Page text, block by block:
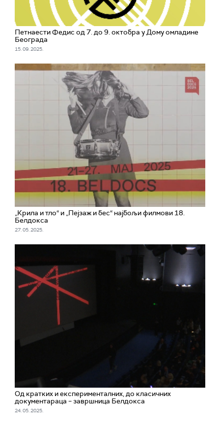
Петнаести Федис од 7. до 9. октобра у Дому омладине
Београда
15. 09. 2025.
„Крила и тло“ и „Пејзаж и бес“ најбољи филмови 18.
Белдокса
27. 05. 2025.
Од кратких и експерименталних, до класичних
документараца – завршница Белдокса
24. 05. 2025.